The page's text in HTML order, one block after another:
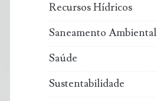
Recursos Hídricos
Saneamento Ambiental
Saúde
Sustentabilidade